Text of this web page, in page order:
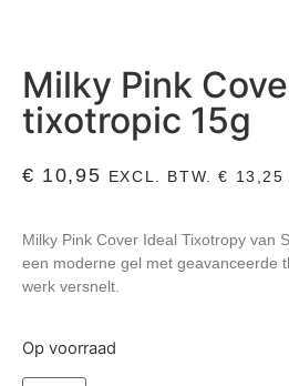
Milky Pink
tixotropic 15g
€ 10,95 EXCL. BTW.€ 13,25
Milky Pink Cover Ideal Tixotropy van
een moderne gel met geavanceerde
werk versnelt.
Op voorraad